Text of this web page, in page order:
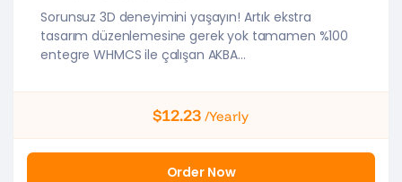
Sorunsuz 3D deneyimini yaşayın! Artık ekstra
tasarım düzenlemesine gerek yok tamamen %100
entegre WHMCS ile çalışan AKBA...
$12.23 /Yearly
Order Now